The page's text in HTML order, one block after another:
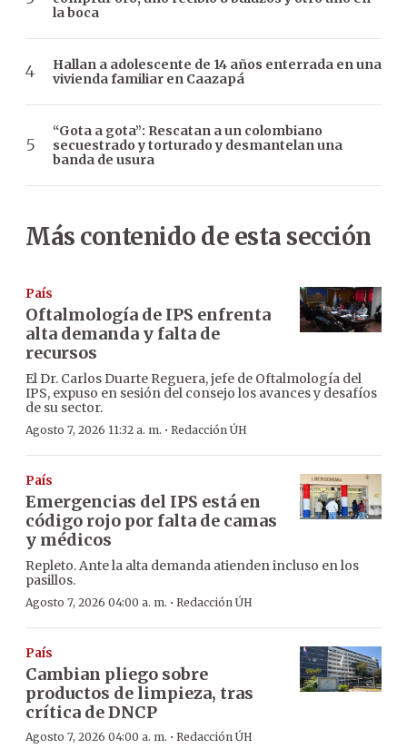
la boca
Hallan a adolescente de 14 años enterrada en una
vivienda familiar en Caazapá
“Gota a gota”: Rescatan a un colombiano
secuestrado y torturado y desmantelan una
banda de usura
Más contenido de esta sección
País
Oftalmología de IPS enfrenta
alta demanda y falta de
recursos
El Dr. Carlos Duarte Reguera, jefe de Oftalmología del
IPS, expuso en sesión del consejo los avances y desafíos
de su sector.
Agosto 7, 2026 11:32 a. m. · Redacción ÚH
País
Emergencias del IPS está en
código rojo por falta de camas
y médicos
Repleto. Ante la alta demanda atienden incluso en los
pasillos.
Agosto 7, 2026 04:00 a. m. · Redacción ÚH
País
Cambian pliego sobre
productos de limpieza, tras
crítica de DNCP
Agosto 7, 2026 04:00 a. m. · Redacción ÚH